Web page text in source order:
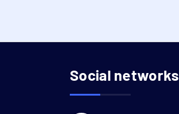
Social networks